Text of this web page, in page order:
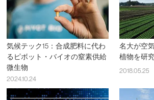
気候テック15：合成肥料に代わ
るピボット・バイオの窒素供給
微生物
2024.10.24
名大が空
植物を研
2018.05.25